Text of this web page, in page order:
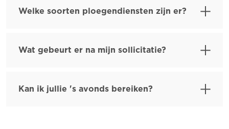
Welke soorten ploegendiensten zijn er?
Wat gebeurt er na mijn sollicitatie?
Kan ik jullie 's avonds bereiken?